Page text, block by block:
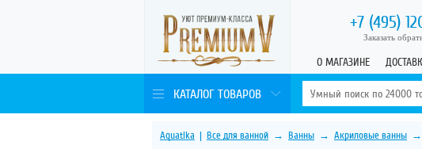
+7 (495)
Заказать
О МАГАЗИНЕ
КАТАЛОГ ТОВАРОВ
Aquatika | Все для ванной → Ванны → Акриловые ванны →